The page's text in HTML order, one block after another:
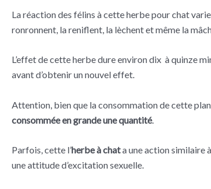
La réaction des félins à cette herbe pour chat
ronronnent, la reniflent, la lèchent et même la
L’effet de cette herbe dure environ dix à quinze
avant d’obtenir un nouvel effet.
Attention, bien que la consommation de cette
consommée en grande une quantité.
Parfois, cette l’herbe à chata une action similaire
une attitude d’excitation sexuelle.